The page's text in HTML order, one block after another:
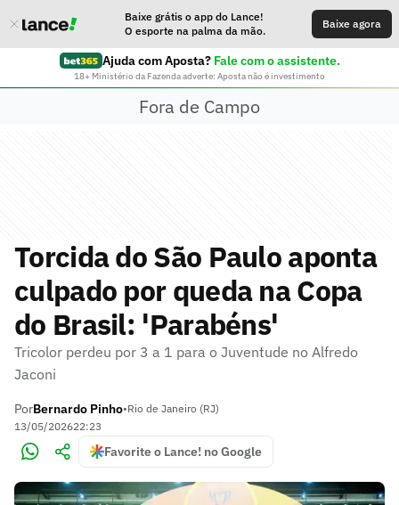
Baixe grátis o app do Lance!
O esporte na palma da mão.
Baixe agora
Ajuda com Aposta? Fale com o assistente.
18+ Ministério da Fazenda adverte: Aposta não é investimento
Fora de Campo
Torcida do São Paulo aponta
culpado por queda na Copa
do Brasil: 'Parabéns'
Tricolor perdeu por 3 a 1 para o Juventude no Alfredo
Jaconi
PorBernardo Pinho•Rio de Janeiro (RJ)
13/05/202622:23
Favorite o Lance! no Google